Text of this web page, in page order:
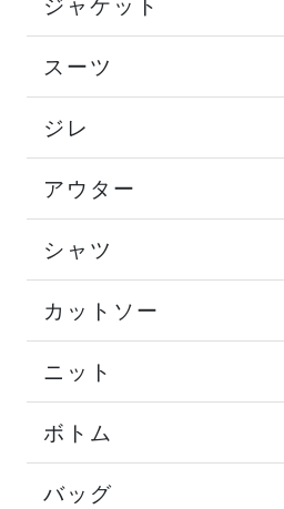
ジャケット
スーツ
ジレ
アウター
シャツ
カットソー
ニット
ボトム
バッグ